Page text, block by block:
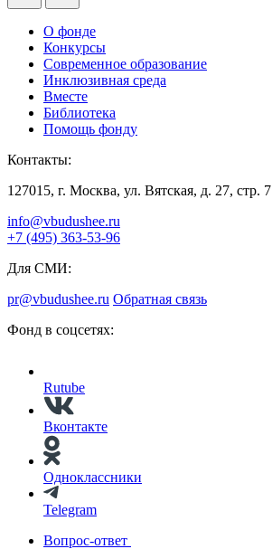
О фонде
Конкурсы
Современное образование
Инклюзивная среда
Вместе
Библиотека
Помощь фонду
Контакты:
127015, г. Москва, ул. Вятская, д. 27, стр. 7
info@vbudushee.ru
+7 (495) 363-53-96
Для СМИ:
pr@vbudushee.ru Обратная связь
Фонд в соцсетях:
Rutube
Вконтакте
Одноклассники
Telegram
Вопрос-ответ